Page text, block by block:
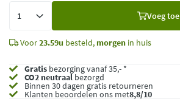
Voeg toe
Voor23.59u besteld, morgen in huis
Gratis bezorging vanaf 35,- *
CO2 neutraalbezorgd
Binnen 30 dagen gratis retourneren
Klanten beoordelen ons met8,8/10